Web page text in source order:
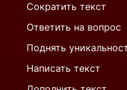
Сократить текст
Ответить на вопрос
Поднять
Написать текст